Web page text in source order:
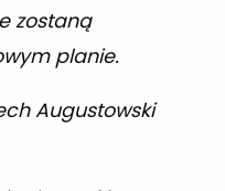
zostaną
planie.
Augustowski